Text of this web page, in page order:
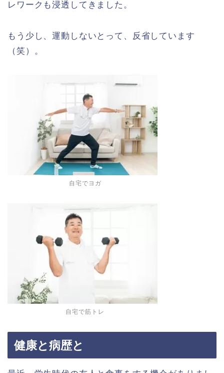
レワークも浸透してきました。
もう少し、運動しないとって、反省しています
（笑）。
自宅でヨガ
自宅で筋トレ
健康と病歴と